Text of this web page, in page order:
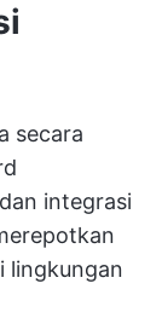
secara
integrasi
lingkungan